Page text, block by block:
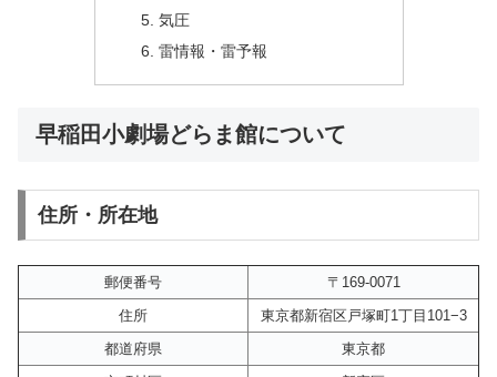
気圧
雷情報・雷予報
早稲田小劇場どらま館について
住所・所在地
郵便番号
〒169-0071
住所
東京都新宿区戸塚町1丁目101−3
都道府県
東京都